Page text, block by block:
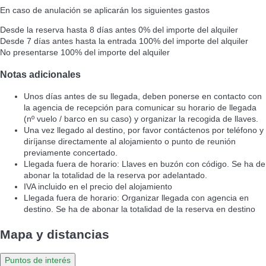
En caso de anulación se aplicarán los siguientes gastos
Desde la reserva hasta 8 días antes 0% del importe del alquiler
Desde 7 días antes hasta la entrada 100% del importe del alquiler
No presentarse 100% del importe del alquiler
Notas adicionales
Unos días antes de su llegada, deben ponerse en contacto con
la agencia de recepción para comunicar su horario de llegada
(nº vuelo / barco en su caso) y organizar la recogida de llaves.
Una vez llegado al destino, por favor contáctenos por teléfono y
diríjanse directamente al alojamiento o punto de reunión
previamente concertado.
Llegada fuera de horario: Llaves en buzón con código. Se ha de
abonar la totalidad de la reserva por adelantado.
IVA incluido en el precio del alojamiento
Llegada fuera de horario: Organizar llegada con agencia en
destino. Se ha de abonar la totalidad de la reserva en destino
Mapa y distancias
Puntos de interés